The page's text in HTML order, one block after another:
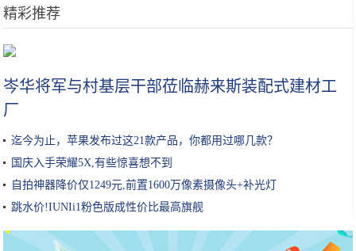
精彩推荐
岑华将军与村基层干部莅临赫来斯装配式建材工
厂
迄今为止，苹果发布过这21款产品，你都用过哪几款？
国庆入手荣耀5X,有些惊喜想不到
自拍神器降价仅1249元,前置1600万像素摄像头+补光灯
跳水价!IUNIi1粉色版成性价比最高旗舰